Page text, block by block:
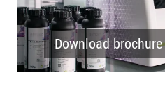
Download